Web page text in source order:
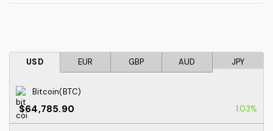
USD EUR GBP AUD JPY
Bitcoin(BTC)
$64,785.90 1.03%